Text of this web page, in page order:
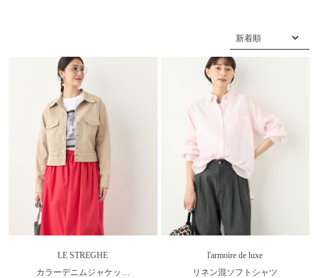
LE STREGHE
カラーデニムジャケッ…
l'armoire de luxe
リネン混ソフトシャツ